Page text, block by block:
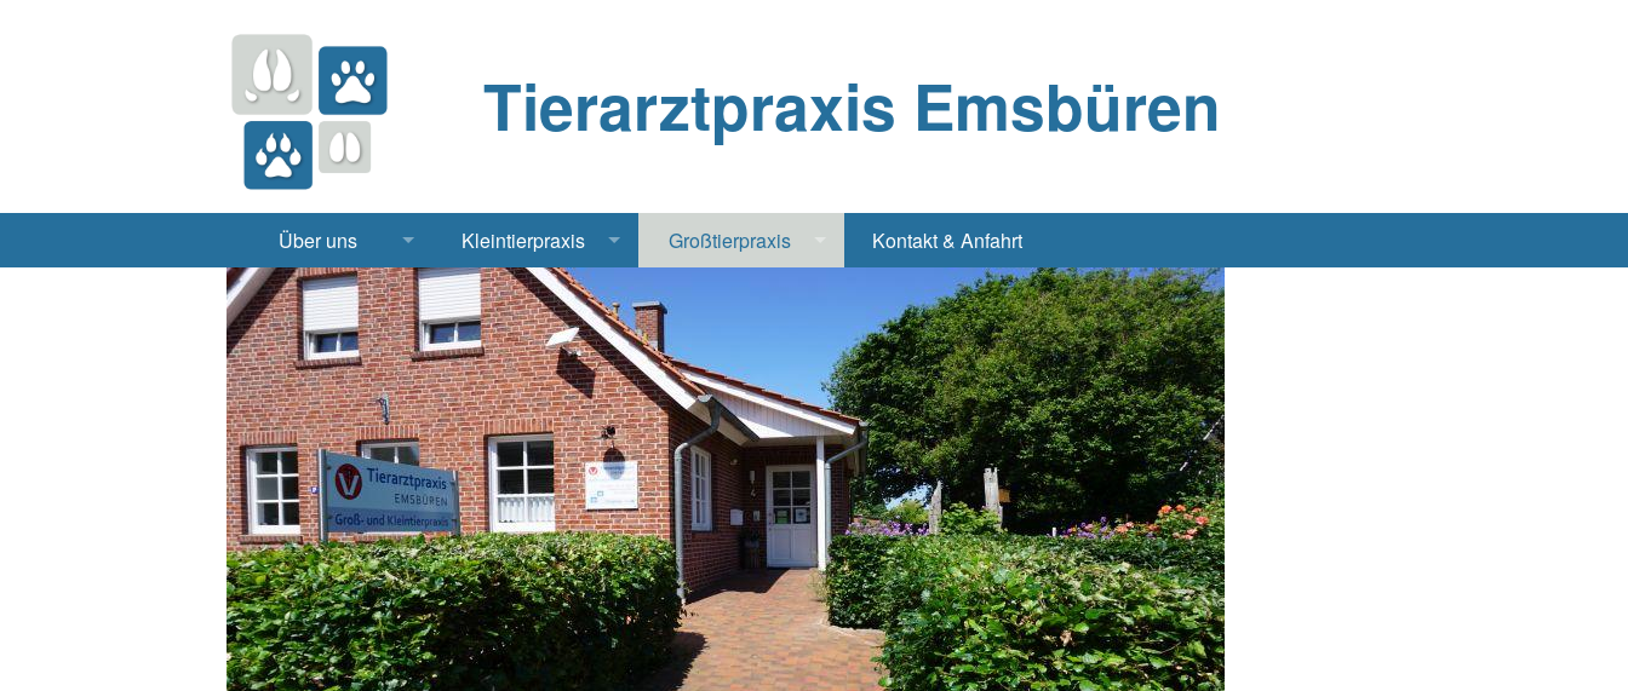
Tierarztpraxis Emsbüren
Über uns
Praxis
Apotheke
Labor
Notdienst
Jobs & Praktikum
Kleintierpraxis
Hund, Katze
Heimtiere
Röntgen Ultraschall Elektrochirurgie Narkose
Großtierpraxis
Bestandsbetreuung Schwein
Bestandsbetreuung Rind
Pferde
Geflügel, Tauben, Hühner
Kontakt & Anfahrt